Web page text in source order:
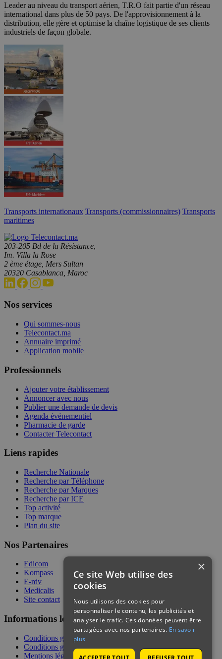
Leader au niveau du transport aérien, T.R.O fait partie d'un réseau
international dans plus de 50 pays. De l'approvisionnement à la
distribution, elle gère et optimise la chaîne logistique de ses clients
industriels de façon globale.
Transports internationaux Transports (commissionnaires) Transports
maritimes
203-205 Bd de la Résistance,
Im. Villa la Rose
2 ème étage, Mers Sultan
20320 Casablanca, Maroc
Nos services
Qui sommes-nous
Telecontact.ma
Annuaire imprimé
Application mobile
Professionnels
Ajouter votre établissement
Annoncer avec nous
Publier une demande de devis
Agenda événementiel
Pharmacie de garde
Contacter Telecontact
Liens rapides
Recherche Nationale
Recherche par Téléphone
Recherche par Marques
Recherche par ICE
Top activité
Top marque
Plan du site
Nos Partenaires
Edicom
Kompass
E-rdv
Medicalis
Site contact
Informations légales
Conditions générales de services
Conditions générales de vente
Mentions légales
×
Ce site Web utilise des
cookies
Nous utilisons des cookies pour
personnaliser le contenu, les publicités et
analyser le trafic. Ces données peuvent être
partagées avec nos partenaires. En savoir
plus